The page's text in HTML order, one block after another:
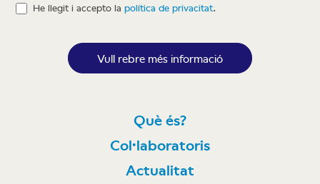
He llegit i accepto lapolítica de privacitat.
Vull rebre més informació
Què és?
Col·laboratoris
Actualitat